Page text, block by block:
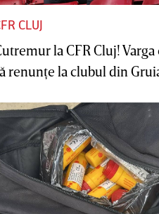
CLUJ
la CFR Cluj! Varga
renunţe la clubul din